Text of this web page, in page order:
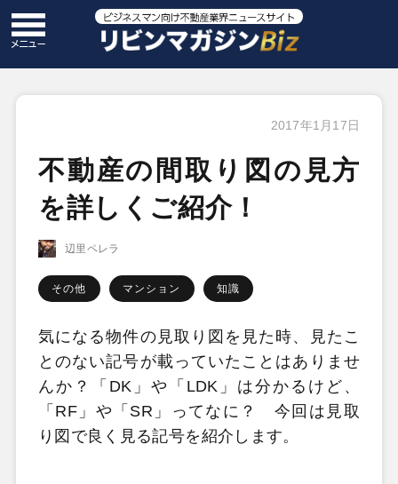
2017年1月17日
不動産の間取り図の見方
を詳しくご紹介！
辺里ペレラ
その他 マンション 知識
気になる物件の見取り図を見た時、見たこ
とのない記号が載っていたことはありませ
んか？「 DK 」や「 LDK 」は分かるけど、
「 RF 」や「 SR 」ってなに？ 今回は見取
り図で良く見る記号を紹介します。